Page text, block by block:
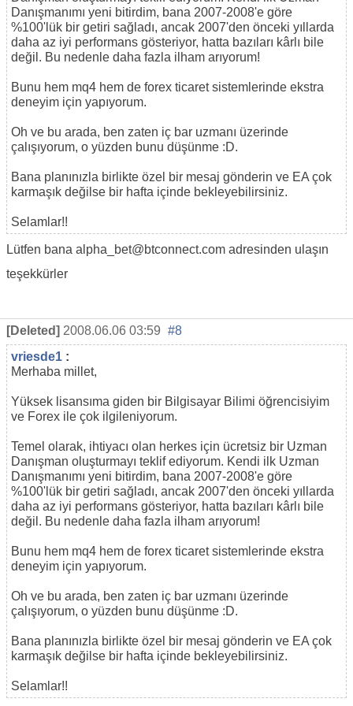
Danışmanımı yeni bitirdim, bana 2007-2008'e göre
%100'lük bir getiri sağladı, ancak 2007'den önceki yıllarda
daha az iyi performans gösteriyor, hatta bazıları kârlı bile
değil. Bu nedenle daha fazla ilham arıyorum!
Bunu hem mq4 hem de forex ticaret sistemlerinde ekstra
deneyim için yapıyorum.
Oh ve bu arada, ben zaten iç bar uzmanı üzerinde
çalışıyorum, o yüzden bunu düşünme :D.
Bana planınızla birlikte özel bir mesaj gönderin ve EA çok
karmaşık değilse bir hafta içinde bekleyebilirsiniz.
Selamlar!!
Lütfen bana alpha_bet@btconnect.com adresinden ulaşın
teşekkürler
[Deleted] 2008.06.06 03:59 #8
vriesde1 :
Merhaba millet,
Yüksek lisansıma giden bir Bilgisayar Bilimi öğrencisiyim
ve Forex ile çok ilgileniyorum.
Temel olarak, ihtiyacı olan herkes için ücretsiz bir Uzman
Danışman oluşturmayı teklif ediyorum. Kendi ilk Uzman
Danışmanımı yeni bitirdim, bana 2007-2008'e göre
%100'lük bir getiri sağladı, ancak 2007'den önceki yıllarda
daha az iyi performans gösteriyor, hatta bazıları kârlı bile
değil. Bu nedenle daha fazla ilham arıyorum!
Bunu hem mq4 hem de forex ticaret sistemlerinde ekstra
deneyim için yapıyorum.
Oh ve bu arada, ben zaten iç bar uzmanı üzerinde
çalışıyorum, o yüzden bunu düşünme :D.
Bana planınızla birlikte özel bir mesaj gönderin ve EA çok
karmaşık değilse bir hafta içinde bekleyebilirsiniz.
Selamlar!!